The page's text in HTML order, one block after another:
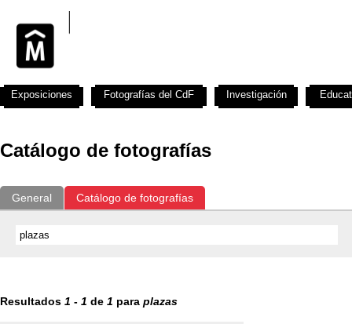
Catálogo de fotografías
General Catálogo de fotografías
Resultados 1 - 1 de 1 para plazas
Exposiciones Fotografías del CdF Investigación